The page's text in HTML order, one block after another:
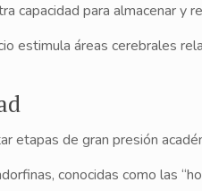
capacidad para almacenar y
estimula áreas cerebrales
etapas de gran presión
conocidas como las